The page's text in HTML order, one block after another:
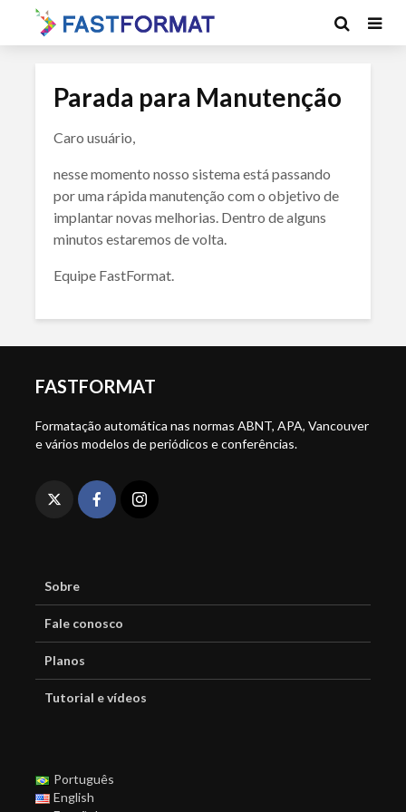
Parada para Manutenção
Caro usuário,
nesse momento nosso sistema está passando
por uma rápida manutenção com o objetivo de
implantar novas melhorias. Dentro de alguns
minutos estaremos de volta.
Equipe FastFormat.
FASTFORMAT
Formatação automática nas normas ABNT, APA, Vancouver
e vários modelos de periódicos e conferências.
Sobre
Fale conosco
Planos
Tutorial e vídeos
Português
English